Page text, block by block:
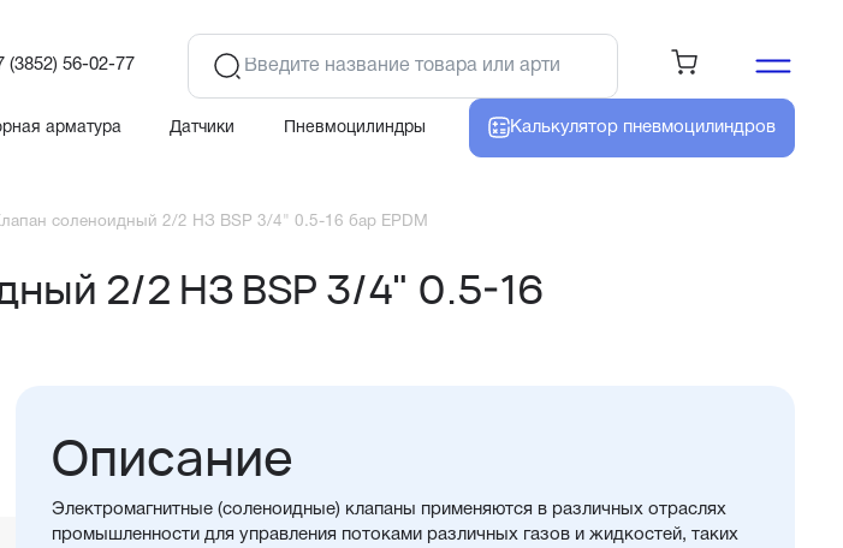
(3852) 56-02-77
арматура Датчики Пневмоцилиндры Калькулятор пневмоцилиндров
соленоидный 2/2 НЗ BSP 3/4" 0.5-16 бар EPDM
2/2 НЗ BSP 3/4" 0.5-16
Описание
Электромагнитные (соленоидные) клапаны применяются в различных отраслях
промышленности для управления потоками различных газов и жидкостей, таких